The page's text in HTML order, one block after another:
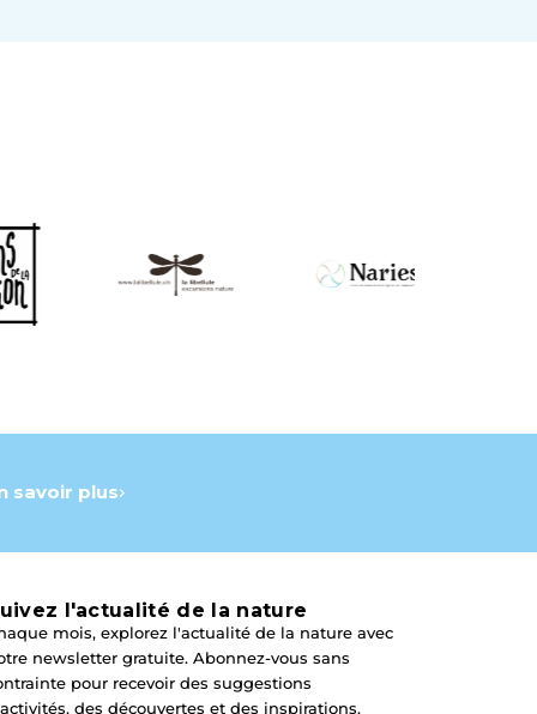
savoir plus
l'actualité de la nature
mois, explorez l'actualité de la nature avec
newsletter gratuite. Abonnez-vous sans
pour recevoir des suggestions
des découvertes et des inspirations.